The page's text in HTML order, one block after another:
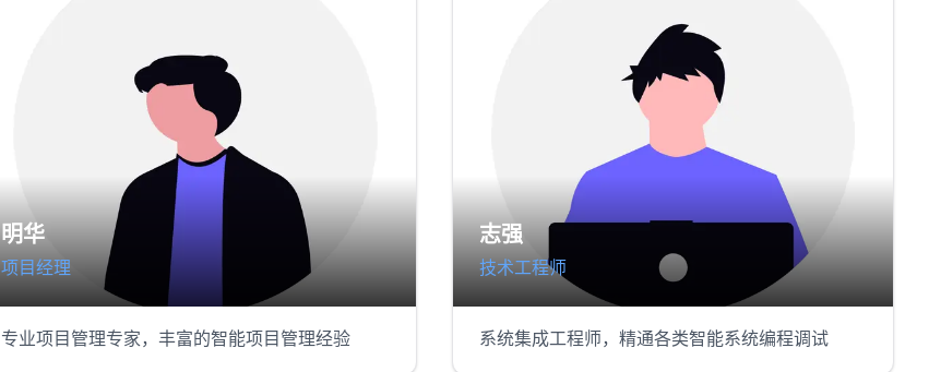
明华
项目经理
专业项目管理专家，丰富的智能项目管理经验
志强
技术工程师
系统集成工程师，精通各类智能系统编程调试